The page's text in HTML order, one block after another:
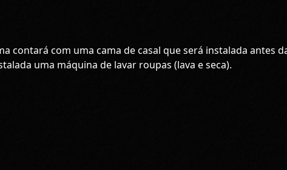
contará com uma cama de casal que será instalada antes
uma máquina de lavar roupas (lava e seca).